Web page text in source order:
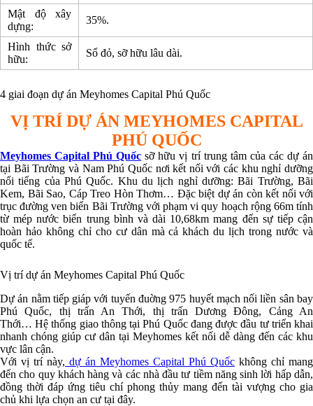
Mật độ xây
dựng:
35%.
Hình thức sở
hữu:
Sổ đỏ, sỡ hữu lâu dài.
4 giai đoạn dự án Meyhomes Capital Phú Quốc
VỊ TRÍ DỰ ÁN MEYHOMES CAPITAL
PHÚ QUỐC
Meyhomes Capital Phú Quốc sỡ hữu vị trí trung tâm của các dự án
tại Bãi Trường và Nam Phú Quốc nơi kết nối với các khu nghỉ dưỡng
nổi tiếng của Phú Quốc. Khu du lịch nghỉ dưỡng: Bãi Trường, Bãi
Kem, Bãi Sao, Cáp Treo Hòn Thơm… Đặc biệt dự án còn kết nối với
trục đường ven biển Bãi Trường với phạm vi quy hoạch rộng 66m tính
từ mép nước biển trung bình và dài 10,68km mang đến sự tiếp cận
hoàn hảo không chỉ cho cư dân mà cả khách du lịch trong nước và
quốc tế.
Vị trí dự án Meyhomes Capital Phú Quốc
Dự án nằm tiếp giáp với tuyến đuờng 975 huyết mạch nối liền sân bay
Phú Quốc, thị trấn An Thới, thị trấn Dương Đông, Cảng An
Thới… Hệ thống giao thông tại Phú Quốc đang được đầu tư triển khai
nhanh chóng giúp cư dân tại Meyhomes kết nối dễ dàng đến các khu
vực lân cận.
Với vị trí này, dự án Meyhomes Capital Phú Quốc không chỉ mang
đến cho quy khách hàng và các nhà đầu tư tiềm năng sinh lời hấp dẫn,
đồng thời đáp ứng tiêu chí phong thủy mang đến tài vượng cho gia
chủ khi lựa chọn an cư tại đây.